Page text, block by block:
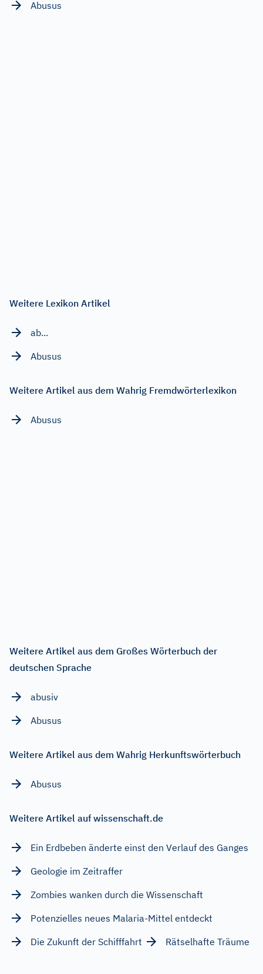
Abusus
Weitere Lexikon Artikel
ab...
Abusus
Weitere Artikel aus dem Wahrig Fremdwörterlexikon
Abusus
Weitere Artikel aus dem Großes Wörterbuch der
deutschen Sprache
abusiv
Abusus
Weitere Artikel aus dem Wahrig Herkunftswörterbuch
Abusus
Weitere Artikel auf wissenschaft.de
Ein Erdbeben änderte einst den Verlauf des Ganges
Geologie im Zeitraffer
Zombies wanken durch die Wissenschaft
Potenzielles neues Malaria-Mittel entdeckt
Die Zukunft der Schifffahrt
Rätselhafte Träume